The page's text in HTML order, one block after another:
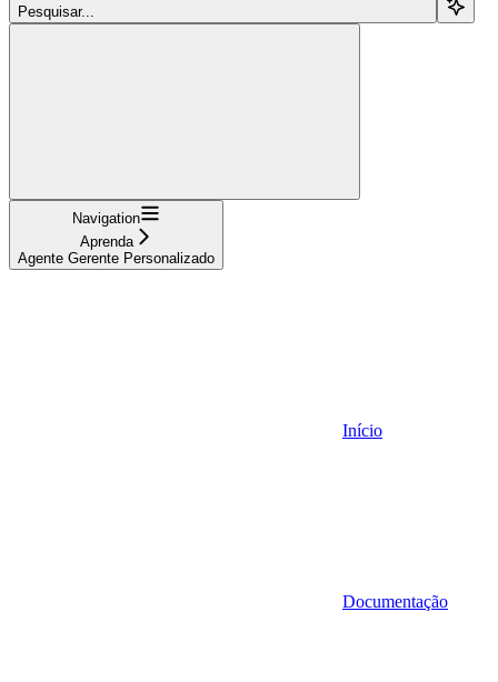
Pesquisar...
Navigation
Aprenda
Agente Gerente Personalizado
Início
Documentação